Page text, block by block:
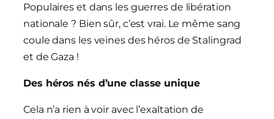
Populaires et dans les guerres de libération
nationale ? Bien sûr, c’est vrai. Le même sang
coule dans les veines des héros de Stalingrad
et de Gaza !
Des héros nés d’une classe unique
Cela n’a rien à voir avec l’exaltation de